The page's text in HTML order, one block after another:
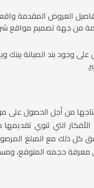
العروض المقدمة
من جهة تصميم مواقع
وجود بند الصيانة
من أجل الحصول على
التي تنوي تقديمها
كل ذلك مع المبلغ
معرفة حجمه المتوقع،